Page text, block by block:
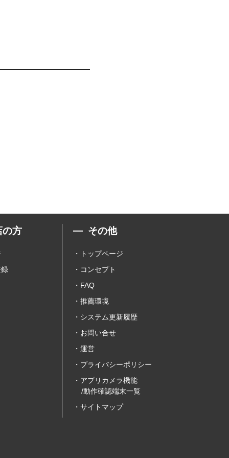
の方 その他
トップページ
コンセプト
FAQ
推薦環境
システム更新履歴
お問い合せ
運営
プライバシーポリシー
アプリカメラ機能
/動作確認端末一覧
サイトマップ